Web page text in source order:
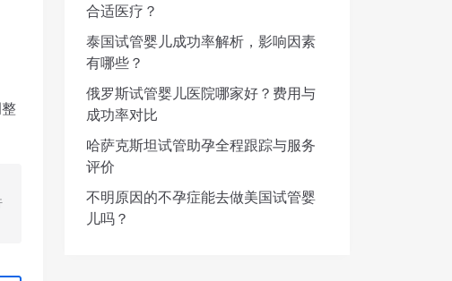
合适医疗？
泰国试管婴儿成功率解析，影响因素
有哪些？
俄罗斯试管婴儿医院哪家好？费用与
成功率对比
哈萨克斯坦试管助孕全程跟踪与服务
评价
不明原因的不孕症能去做美国试管婴
儿吗？